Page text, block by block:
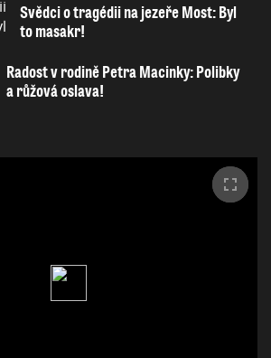
Svědci o tragédii na jezeře Most: Byl
to masakr!
Radost v rodině Petra Macinky: Polibky
a růžová oslava!